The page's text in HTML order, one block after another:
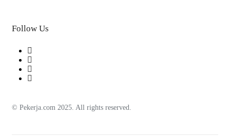
Follow Us
© Pekerja.com 2025. All rights reserved.